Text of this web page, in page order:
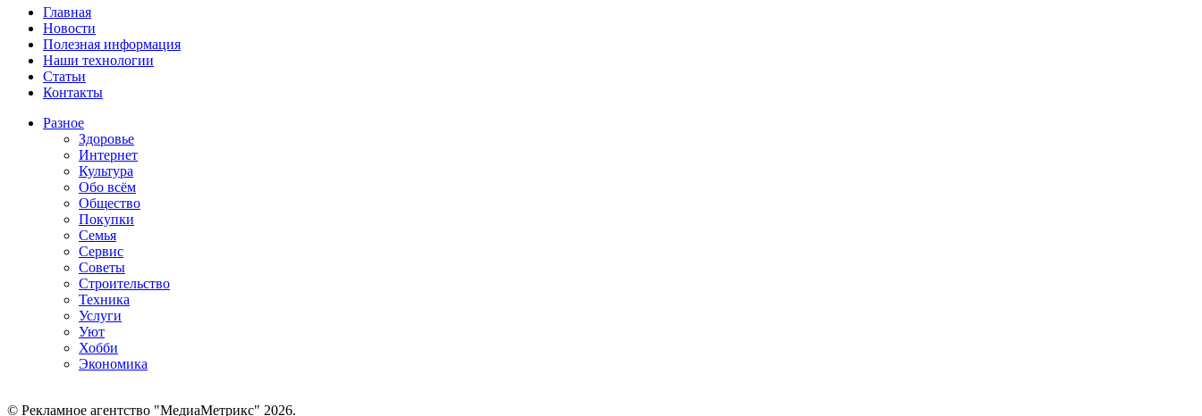
Главная
Новости
Полезная информация
Наши технологии
Статьи
Контакты
Разное
Здоровье
Интернет
Культура
Обо всём
Общество
Покупки
Семья
Сервис
Советы
Строительство
Техника
Услуги
Уют
Хобби
Экономика
© Рекламное агентство "МедиаМетрикс" 2026.